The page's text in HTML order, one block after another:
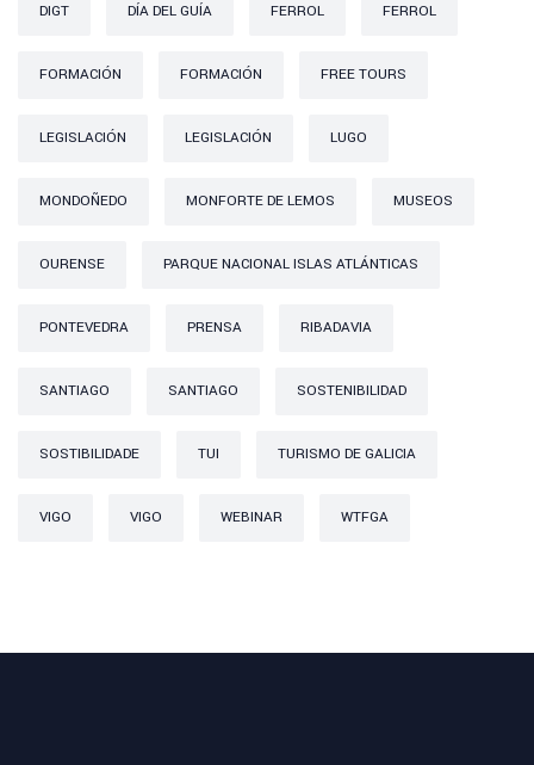
DIGT DÍA DEL GUÍA FERROL FERROL
FORMACIÓN FORMACIÓN FREE TOURS
LEGISLACIÓN LEGISLACIÓN LUGO
MONDOÑEDO MONFORTE DE LEMOS MUSEOS
OURENSE PARQUE NACIONAL ISLAS ATLÁNTICAS
PONTEVEDRA PRENSA RIBADAVIA
SANTIAGO SANTIAGO SOSTENIBILIDAD
SOSTIBILIDADE TUI TURISMO DE GALICIA
VIGO VIGO WEBINAR WTFGA